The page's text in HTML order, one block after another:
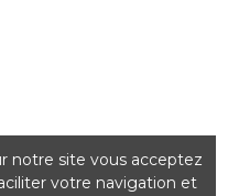
notre site vous acceptez
votre navigation et